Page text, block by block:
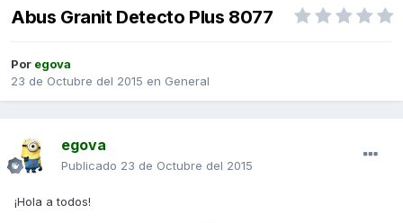
Abus Granit Detecto Plus 8077
Por egova
23 de Octubre del 2015 en General
egova
Publicado 23 de Octubre del 2015
¡Hola a todos!